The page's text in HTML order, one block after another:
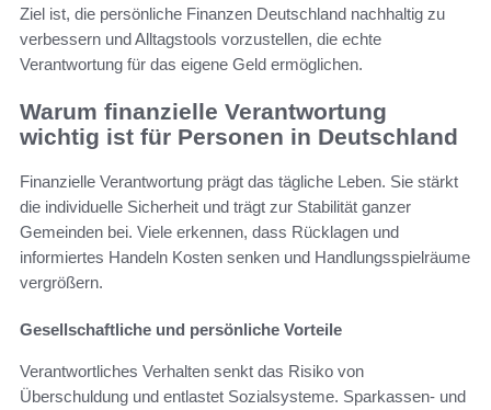
Ziel ist, die persönliche Finanzen Deutschland nachhaltig zu
verbessern und Alltagstools vorzustellen, die echte
Verantwortung für das eigene Geld ermöglichen.
Warum finanzielle Verantwortung
wichtig ist für Personen in Deutschland
Finanzielle Verantwortung prägt das tägliche Leben. Sie stärkt
die individuelle Sicherheit und trägt zur Stabilität ganzer
Gemeinden bei. Viele erkennen, dass Rücklagen und
informiertes Handeln Kosten senken und Handlungsspielräume
vergrößern.
Gesellschaftliche und persönliche Vorteile
Verantwortliches Verhalten senkt das Risiko von
Überschuldung und entlastet Sozialsysteme. Sparkassen- und